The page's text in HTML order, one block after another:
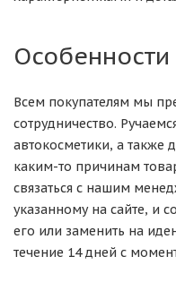
Всем покупателям мы
сотрудничество.
автокосметики, а также
каким-то причинам
связаться с нашим
указанному на сайте, и
его или заменить на
течение 14 дней с